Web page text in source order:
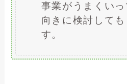
事業がうまくい
向きに検討して
す。